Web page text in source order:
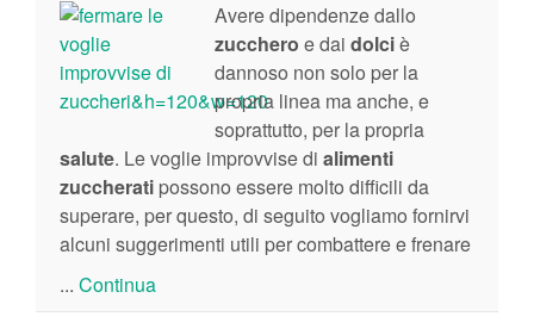
Avere dipendenze dallo
zucchero e dai dolciè
dannoso non solo per la
propria linea ma anche, e
soprattutto, per la propria
salute. Le voglie improvvise di alimenti
zuccherati possono essere molto difficili da
superare, per questo, di seguito vogliamo fornirvi
alcuni suggerimenti utili per combattere e frenare
... Continua